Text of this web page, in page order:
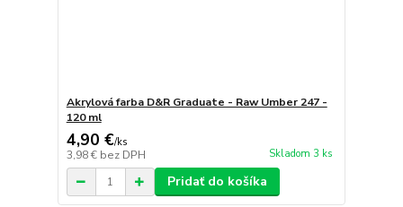
Akrylová farba D&R Graduate - Raw Umber 247 -
120 ml
4,90 €/ks
3,98 € bez DPH Skladom 3 ks
Pridať do košíka